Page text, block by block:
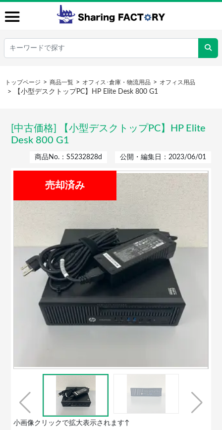
トップページ 商品一覧 オフィス･倉庫・物流用品 オフィス用品
【小型デスクトップPC】HP Elite Desk 800 G1
[中古価格] 【小型デスクトップPC】HP Elite
Desk 800 G1
商品No.：S5232828d 公開・編集日：2023/06/01
売却済み
小画像クリックで拡大表示されます↑